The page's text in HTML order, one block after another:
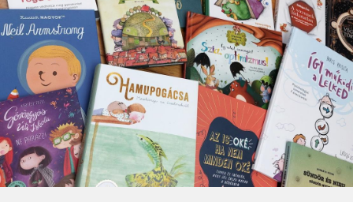
fejlesztő
gyerekkönyv,
plusz
egy
kis
adag
mesélős
elmélet)